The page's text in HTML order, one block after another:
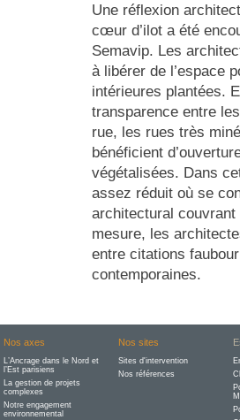
Une réflexion
cœur d’ilot a été
Semavip. Les
à libérer de l’espace
intérieures plantées.
transparence entre
rue, les rues très
bénéficient
végétalisées. Dans
assez réduit où se
architectural couvrant
mesure, les
entre citations
contemporaines.
Nos axes
L’Ancrage dans le Nord et
l’Est parisiens
La gestion de projets
complexes
Notre engagement
environnemental
Nos sites
Sites d'intervention
Nos références